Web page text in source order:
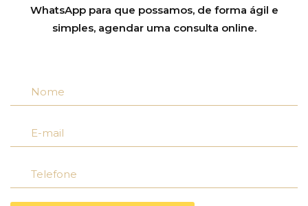
WhatsApp para que possamos, de forma ágil e
simples, agendar uma consulta online.